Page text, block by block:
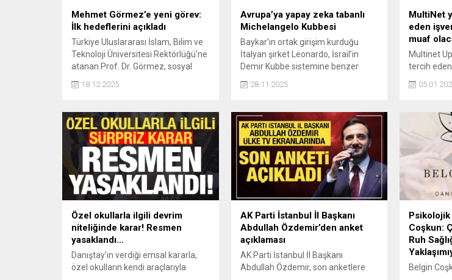
Mehmet Görmez’e yeni görev:
İlk hedeflerini açıkladı
Türkiye Uluslararası İslam, Bilim ve
Teknoloji Üniversitesi Rektörlüğü'ne
atanan Prof. Dr. Görmez, sosyal
medya hesabından paylaşımda
bulundu.
18.12.2025
Avrupa’ya yapay zeka tabanlı
Michelangelo Kubbesi
Baykar’ın ortak girişim kurduğu
İtalyan şirket Leonardo, İsrail’in
Demir Kubbe sistemine benzer
şekilde Avrupa’yı hava
tehditlerinden korumak için yeni bir
28.11.2025
MultiNet
eden
muaf
Multinet
tercih
Güvenlik
muaf
Özel okullarla ilgili devrim
niteliğinde karar! Resmen
yasaklandı…
Danıştay’ın verdiği emsal kararla,
özel okulların kendi araçlarıyla
AK Parti İstanbul İl Başkanı
Abdullah Özdemir’den anket
açıklaması
AK Parti İstanbul İl Başkanı
Abdullah Özdemir, son anketlere
Psikolojik
Coşkun:
Ruh
Belgin